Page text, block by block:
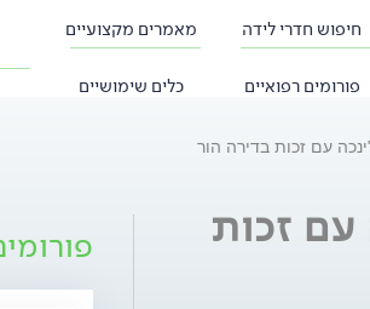
חיפוש חדרי לידה מאמרים מקצועיים
פורומים רפואיים כלים שימושיים
עם זכות בדירה הור
עם זכות